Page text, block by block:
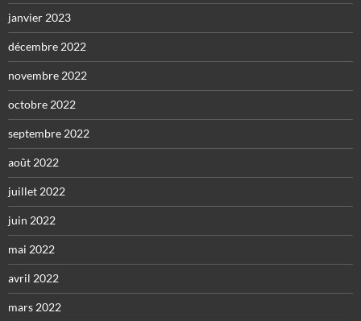
janvier 2023
décembre 2022
novembre 2022
octobre 2022
septembre 2022
août 2022
juillet 2022
juin 2022
mai 2022
avril 2022
mars 2022